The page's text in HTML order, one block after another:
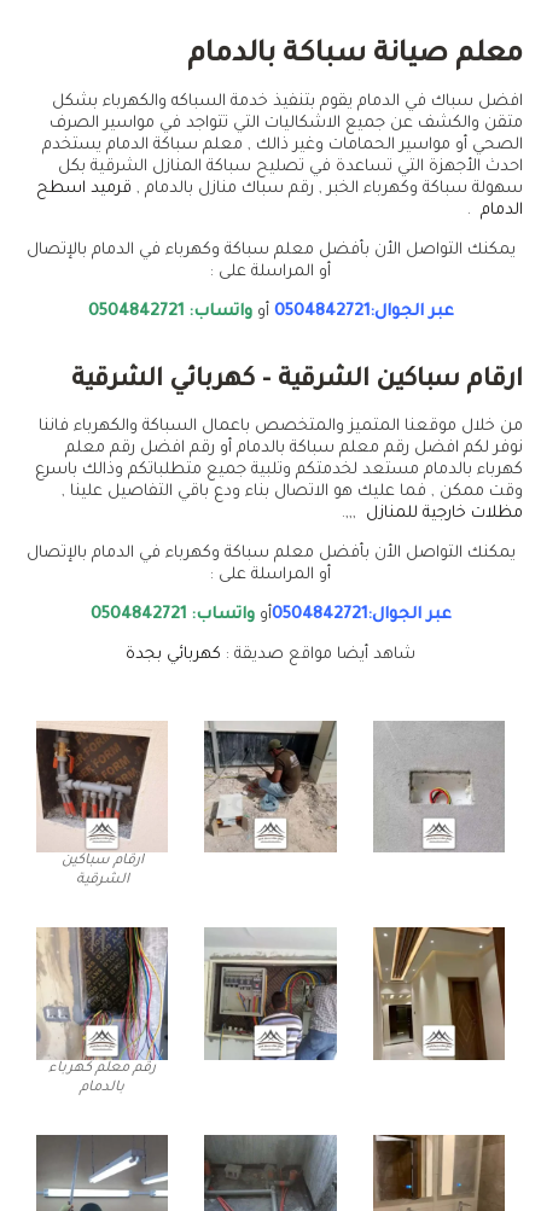
معلم صيانة سباكة بالدمام
افضل سباك في الدمام يقوم بتنفيذ خدمة السباكه والكهرباء بشكل
متقن والكشف عن جميع الاشكاليات التي تتواجد في مواسير الصرف
الصحي أو مواسير الحمامات وغير ذالك , معلم سباكة الدمام يستخدم
احدث الأجهزة التي تساعدة في تصليح سباكة المنازل الشرقية بكل
سهولة سباكة وكهرباء الخبر , رقم سباك منازل بالدمام , قرميد اسطح
الدمام .
يمكنك التواصل الأن بأفضل معلم سباكة وكهرباء في الدمام بالإتصال
أو المراسلة على :
عبر الجوال:0504842721 أوواتساب: 0504842721
ارقام سباكين الشرقية – كهربائي الشرقية
من خلال موقعنا المتميز والمتخصص باعمال السباكة والكهرباء فاننا
نوفر لكم افضل رقم معلم سباكة بالدمام أو رقم افضل رقم معلم
كهرباء بالدمام مستعد لخدمتكم وتلبية جميع متطلباتكم وذالك باسرع
وقت ممكن , فما عليك هو الاتصال بناء ودع باقي التفاصيل علينا ,
مظلات خارجية للمنازل ,,,.
يمكنك التواصل الأن بأفضل معلم سباكة وكهرباء في الدمام بالإتصال
أو المراسلة على :
عبر الجوال:0504842721 أوواتساب: 0504842721
شاهد أيضا مواقع صديقة : كهربائي بجدة
ارقام سباكين
الشرقية
رقم معلم كهرباء
بالدمام